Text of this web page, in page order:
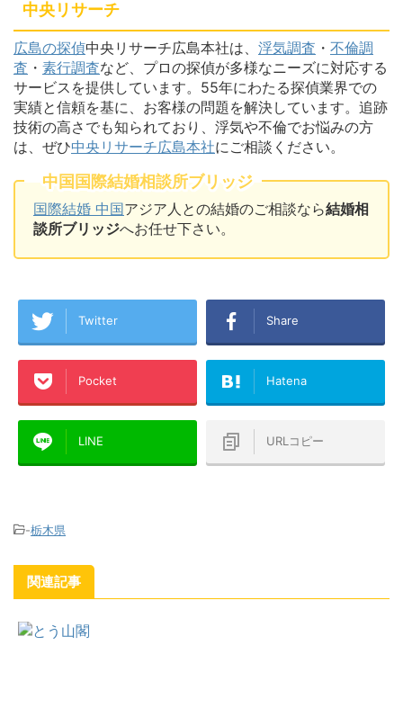
中央リサーチ
広島の探偵中央リサーチ広島本社は、 浮気調査 ・ 不倫調
査 ・ 素行調査など、プロの探偵が多様なニーズに対応する
サービスを提供しています。55年にわたる探偵業界での
実績と信頼を基に、お客様の問題を解決しています。追跡
技術の高さでも知られており、浮気や不倫でお悩みの方
は、ぜひ中央リサーチ広島本社にご相談ください。
中国国際結婚相談所ブリッジ
国際結婚 中国アジア人との結婚のご相談なら結婚相
談所ブリッジへお任せ下さい。
Twitter Share
Pocket Hatena
LINE URLコピー
-栃木県
関連記事